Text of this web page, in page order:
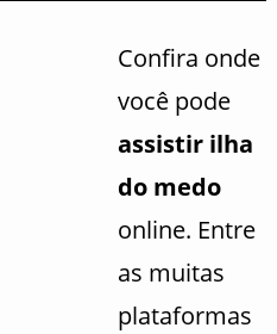
Confira onde
você pode
assistir ilha
do medo
online. Entre
as muitas
plataformas